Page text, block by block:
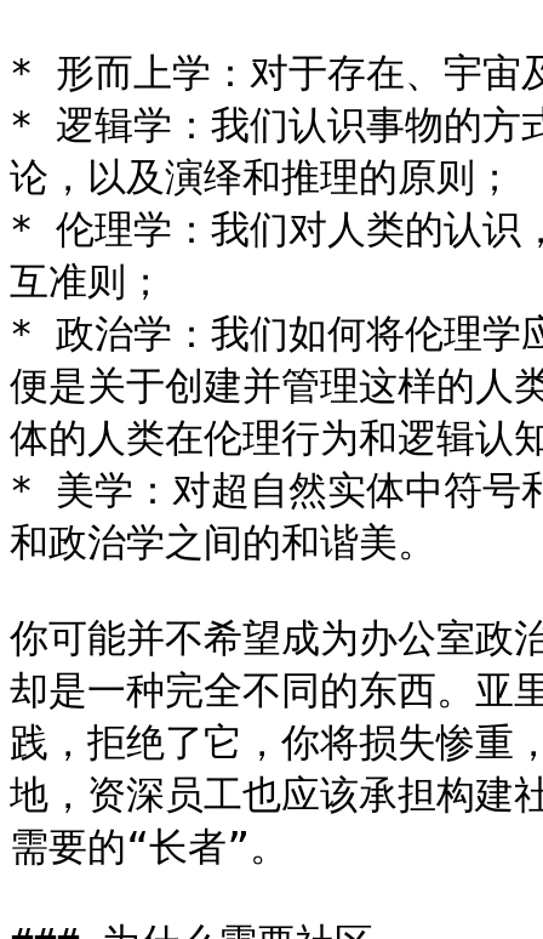
* 形而上学：对于存在、宇宙
* 逻辑学：我们认识事物的方
论，以及演绎和推理的原则；
* 伦理学：我们对人类的认识
互准则；
* 政治学：我们如何将伦理学
便是关于创建并管理这样的人
体的人类在伦理行为和逻辑认
* 美学：对超自然实体中符号
和政治学之间的和谐美。
你可能并不希望成为办公室政
却是一种完全不同的东西。亚
践，拒绝了它，你将损失惨重
地，资深员工也应该承担构建
需要的“长者”。